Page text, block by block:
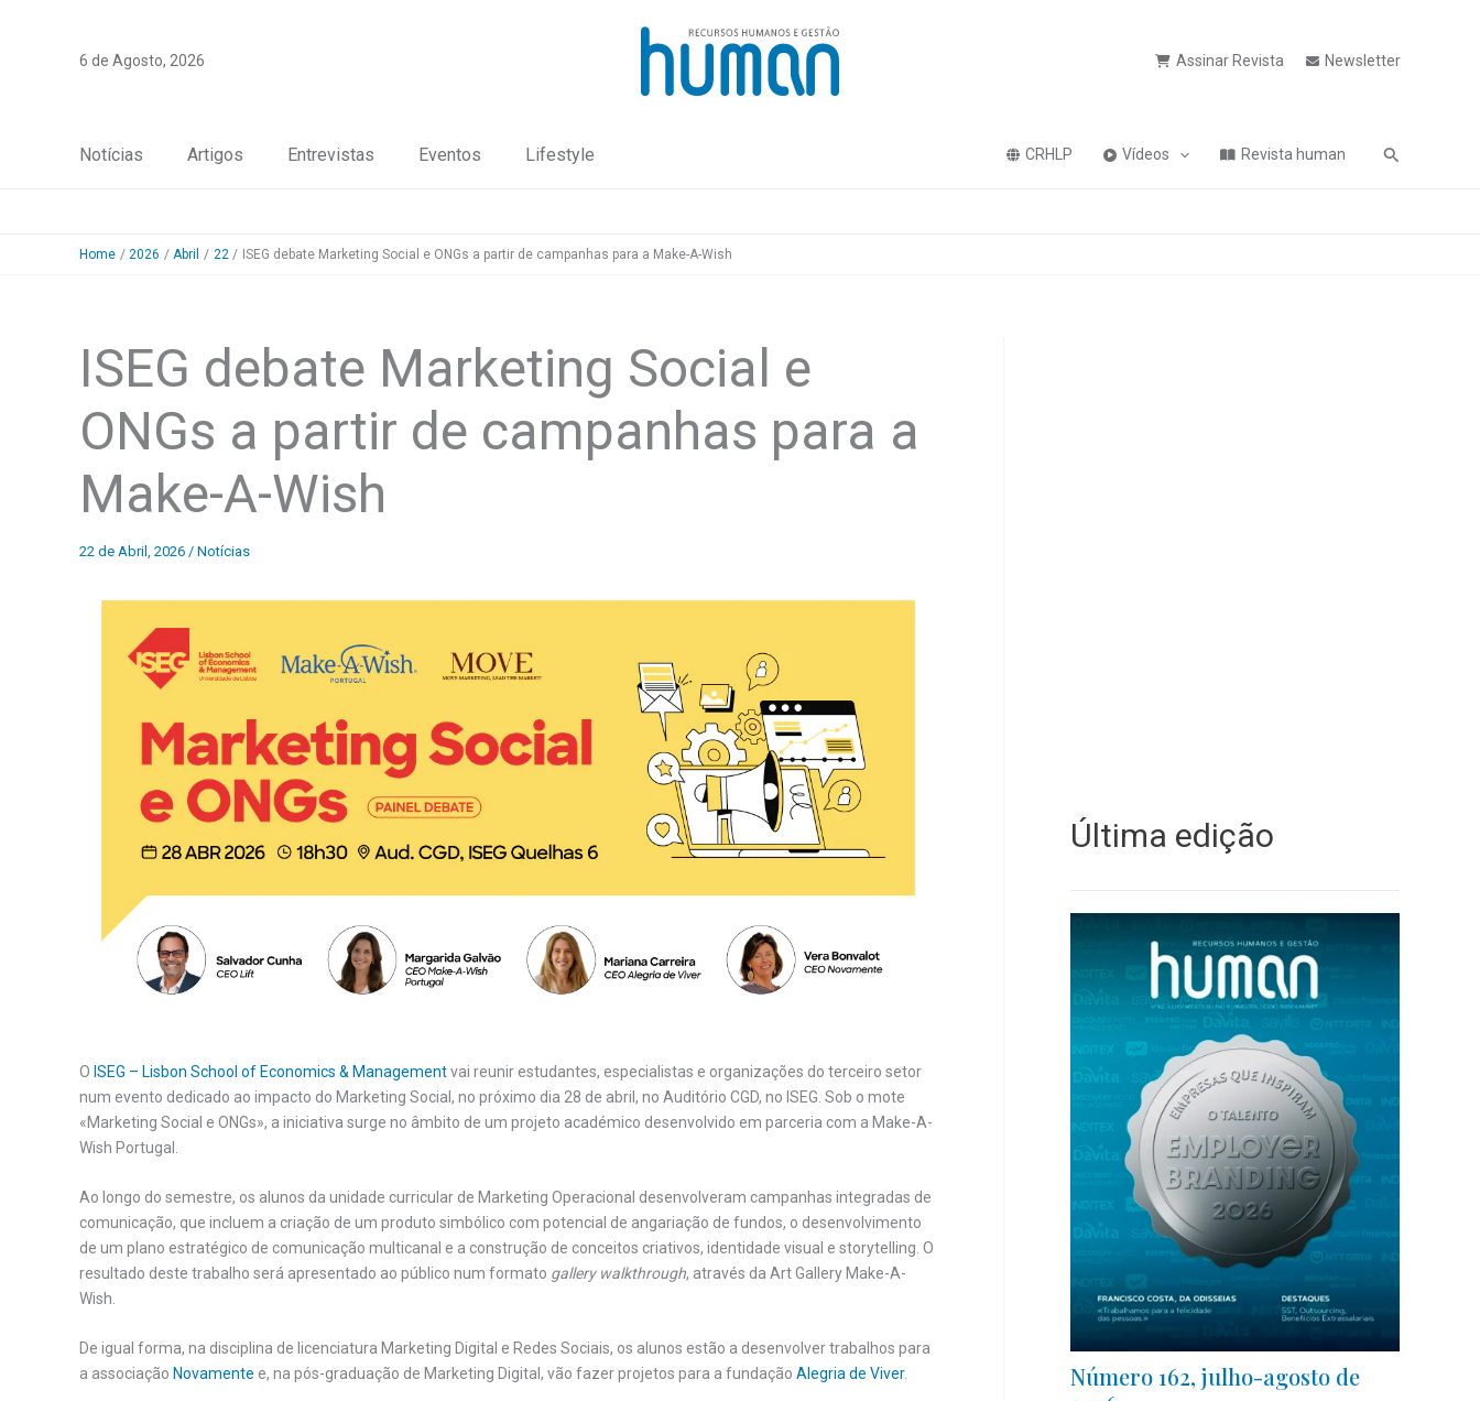
6 de Agosto, 2026 Assinar Revista Newsletter
Notícias Artigos Entrevistas Eventos Lifestyle CRHLP Vídeos Revista human Pesquisa
Home 2026 Abril 22 ISEG debate Marketing Social e ONGs a partir de campanhas para a Make-A-Wish
ISEG debate Marketing Social e
ONGs a partir de campanhas para a
Make-A-Wish
22 de Abril, 2026 / Notícias
O ISEG – Lisbon School of Economics & Managementvai reunir estudantes, especialistas e organizações do terceiro setor
num evento dedicado ao impacto do Marketing Social, no próximo dia 28 de abril, no Auditório CGD, no ISEG. Sob o mote
«Marketing Social e ONGs», a iniciativa surge no âmbito de um projeto académico desenvolvido em parceria com a Make-A-
Wish Portugal.
Ao longo do semestre, os alunos da unidade curricular de Marketing Operacional desenvolveram campanhas integradas de
comunicação, que incluem a criação de um produto simbólico com potencial de angariação de fundos, o desenvolvimento
de um plano estratégico de comunicação multicanal e a construção de conceitos criativos, identidade visual e storytelling. O
resultado deste trabalho será apresentado ao público num formato gallery walkthrough, através da Art Gallery Make-A-
Wish.
De igual forma, na disciplina de licenciatura Marketing Digital e Redes Sociais, os alunos estão a desenvolver trabalhos para
a associação Novamente e, na pós-graduação de Marketing Digital, vão fazer projetos para a fundação Alegria de Viver.
Última edição
Número 162, julho-agosto de